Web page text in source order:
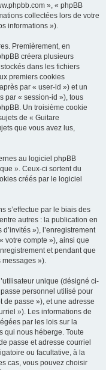
», « phpBB
collectées lors de votre
informations »).
Premièrement, en
créera plusieurs
dans les fichiers
premiers cookies
par « user-id ») et un
par « session-id »), tous
Un troisième cookie
de « Guitare
que vous avez lus,
au logiciel phpBB
». Ceux-ci sortent du
créés par le logiciel
s’effectue par le biais des
autres : la publication en
»), l’enregistrement
votre compte »), ainsi que
et pendant que
messages »).
unique (désigné ci-
personnel utilisé pour
de passe »), et une adresse
»). Les informations de
par les lois sur la
qui nous héberge. Toute
passe et adresse courriel
ou facultative, à la
cas, vous pouvez choisir